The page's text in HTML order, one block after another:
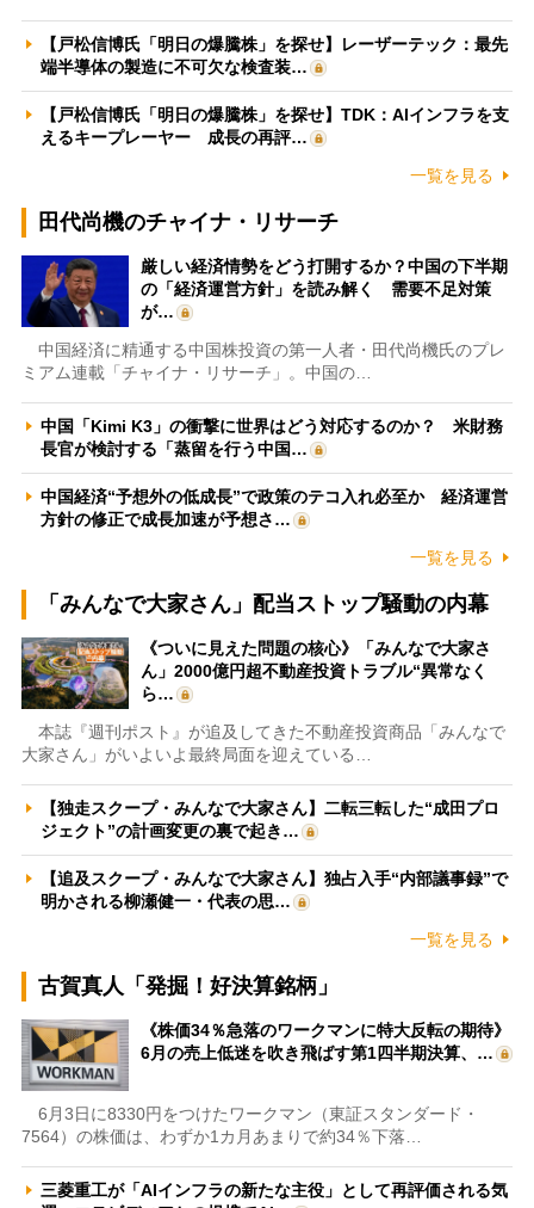
【戸松信博氏「明日の爆騰株」を探せ】レーザーテック：最先
端半導体の製造に不可欠な検査装…
【戸松信博氏「明日の爆騰株」を探せ】TDK：AIインフラを支
えるキープレーヤー 成長の再評…
一覧を見る
田代尚機のチャイナ・リサーチ
厳しい経済情勢をどう打開するか？中国の下半期
の「経済運営方針」を読み解く 需要不足対策
が…
中国経済に精通する中国株投資の第一人者・田代尚機氏のプレ
ミアム連載「チャイナ・リサーチ」。中国の…
中国「Kimi K3」の衝撃に世界はどう対応するのか？ 米財務
長官が検討する「蒸留を行う中国…
中国経済“予想外の低成長”で政策のテコ入れ必至か 経済運営
方針の修正で成長加速が予想さ…
一覧を見る
「みんなで大家さん」配当ストップ騒動の内幕
《ついに見えた問題の核心》「みんなで大家さ
ん」2000億円超不動産投資トラブル“異常なく
ら…
本誌『週刊ポスト』が追及してきた不動産投資商品「みんなで
大家さん」がいよいよ最終局面を迎えている…
【独走スクープ・みんなで大家さん】二転三転した“成田プロ
ジェクト”の計画変更の裏で起き…
【追及スクープ・みんなで大家さん】独占入手“内部議事録”で
明かされる柳瀬健一・代表の思…
一覧を見る
古賀真人「発掘！好決算銘柄」
《株価34％急落のワークマンに特大反転の期待》
6月の売上低迷を吹き飛ばす第1四半期決算、…
6月3日に8330円をつけたワークマン（東証スタンダード・
7564）の株価は、わずか1カ月あまりで約34％下落…
三菱重工が「AIインフラの新たな主役」として再評価される気